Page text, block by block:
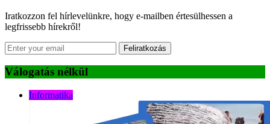
Iratkozzon fel hírlevelünkre, hogy e-mailben értesülhessen a
legfrissebb hírekről!
Feliratkozás
Válogatás nélkül
Informatika